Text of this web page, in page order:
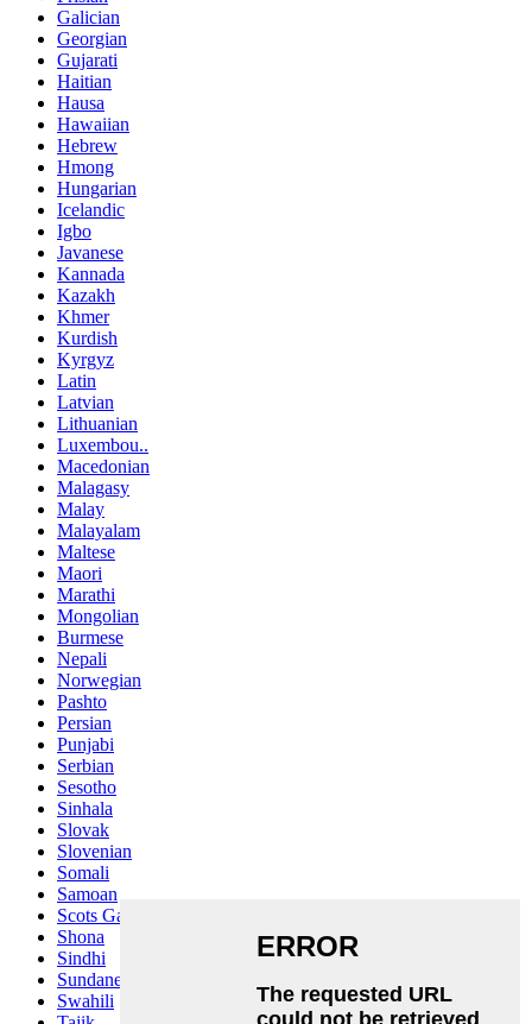
Galician
Georgian
Gujarati
Haitian
Hausa
Hawaiian
Hebrew
Hmong
Hungarian
Icelandic
Igbo
Javanese
Kannada
Kazakh
Khmer
Kurdish
Kyrgyz
Latin
Latvian
Lithuanian
Luxembou..
Macedonian
Malagasy
Malay
Malayalam
Maltese
Maori
Marathi
Mongolian
Burmese
Nepali
Norwegian
Pashto
Persian
Punjabi
Serbian
Sesotho
Sinhala
Slovak
Slovenian
Somali
Samoan
Scots Gaelic
Shona
Sindhi
Sundanese
Swahili